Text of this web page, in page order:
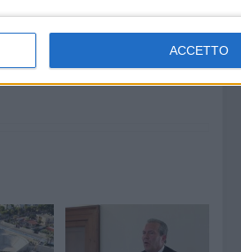
ACCETTO
6 AGOSTO 2026
Bisceglie, continua l'iter per il
censimento del verde